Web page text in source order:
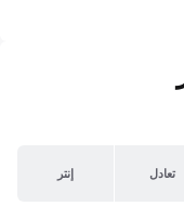
تعادل إنتر